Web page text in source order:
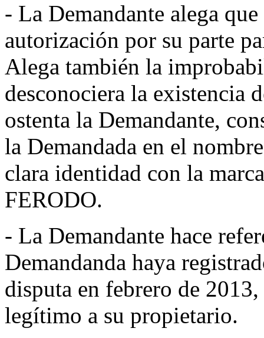
- La Demandante alega
autorización por su parte
Alega también la
desconociera la existencia
ostenta la Demandante,
la Demandada en el
clara identidad con la
FERODO.
- La Demandante hace
Demandanda haya
disputa en febrero de
legítimo a su propietario.